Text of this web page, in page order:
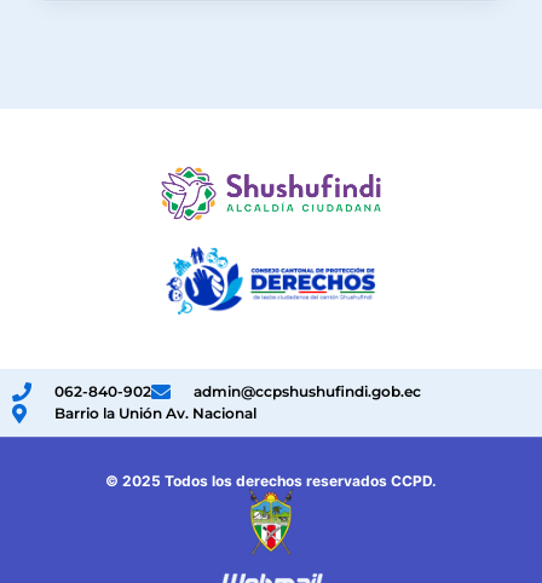
062-840-902
admin@ccpshushufindi.gob.ec
Barrio la Unión Av. Nacional
© 2025 Todos los derechos reservados CCPD.